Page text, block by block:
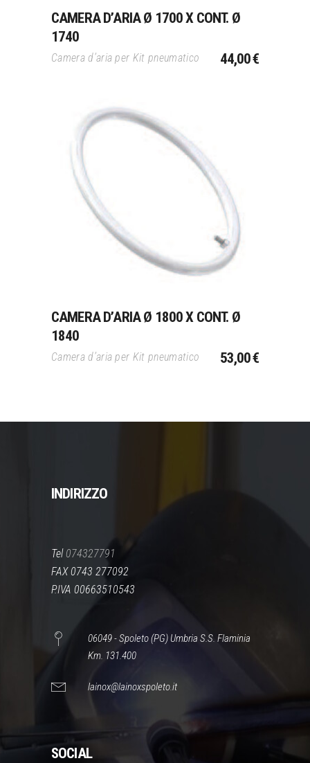
CAMERA D’ARIA Ø 1700 X CONT. Ø
1740
44,00€
Camera d’aria per Kit pneumatico
CAMERA D’ARIA Ø 1800 X CONT. Ø
1840
53,00€
Camera d’aria per Kit pneumatico
INDIRIZZO
Tel 074327791
FAX 0743 277092
P.IVA 00663510543
06049 - Spoleto (PG) Umbria S.S. Flaminia
Km. 131.400
lainox@lainoxspoleto.it
SOCIAL